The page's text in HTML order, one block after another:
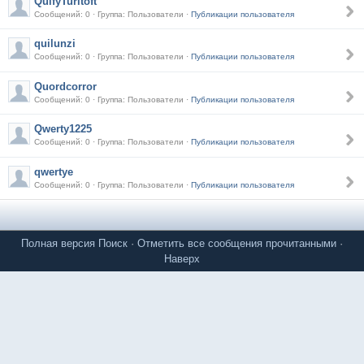
Сообщений: 0 · Группа: Пользователи · Публикации пользователя
quilunzi
Сообщений: 0 · Группа: Пользователи · Публикации пользователя
Quordcorror
Сообщений: 0 · Группа: Пользователи · Публикации пользователя
Qwerty1225
Сообщений: 0 · Группа: Пользователи · Публикации пользователя
qwertye
Сообщений: 0 · Группа: Пользователи · Публикации пользователя
Полная версия Поиск · Отметить все сообщения прочитанными ·
Наверх